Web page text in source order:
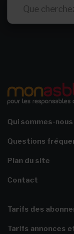
Qui sommes-nous
Questions
Plan du site
Contact
Tarifs des
Tarifs annonces